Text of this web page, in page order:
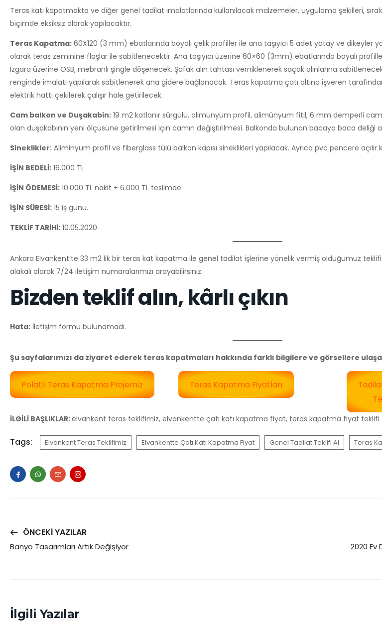
Teras katı kapatmakta ve diğer genel tadilat imalatlarında kullanılacak malzemeler, uygulama şekilleri,
biçimde eksiksiz olarak yapılacaktır.
Teras Kapatma: 60X120 (3 mm) ebatlarında boyalı çelik profiller ile ana taşıyıcı 5 adet yatay ve dikeyler
olarak teras zeminine flaşlar ile sabitlenecektir. Ana taşıyıcı üzerine 60×60 (3mm) ebatlarında boyalı
Izgara üzerine OSB, mebranlı şingle döşenecek. Şafak alın tahtası verniklenerek saçak alınlarına
renginde imalatı yapılarak sabitlenerek ana gidere bağlanacak. Teras kapatma çatı altına işveren
elektrik hattı çekilerek çalışır hale getirilecek.
Cam balkon ve Duşakabin: 19 m2 katlanır sürgülü, alimünyum profil, alimünyum fitil, 6 mm demperli cam
olan duşakabinin yeni ölçüsüne getirilmesi için camın değiştirilmesi. Balkonda bulunan bacaya baca deliği
Sineklikler: Aliminyum profil ve fiberglass tülü balkon kapısı sineklikleri yapılacak. Ayrıca pvc pencere açılır
İŞİN BEDELİ: 16.000 TL
İŞİN ÖDEMESİ: 10.000 TL nakit + 6.000 TL teslimde.
İŞİN SÜRESİ: 15 iş günü.
TEKLİF TARİHİ: 10.05.2020
Ankara Elvankent’te 33 m2 lik bir teras kat kapatma ile genel tadilat işlerine yönelik vermiş olduğumuz
alakalı olarak 7/24 iletişim numaralarımızı arayabilirsiniz.
Bizden teklif alın, kârlı çıkın
Hata: İletişim formu bulunamadı.
Şu sayfalarımızı da ziyaret ederek teras kapatmaları hakkında farklı bilgilere ve görsellere
Polatlı Teras Kapatma Projemiz Teras Kapatma Fiyatları
İLGİLİ BAŞLIKLAR:elvankent teras teklifimiz, elvankentte çatı katı kapatma fiyat, teras kapatma fiyat
Tags: Elvankent Teras Teklifimiz Elvankentte Çatı Katı Kapatma Fiyat Genel Tadilat Teklifi Al Teras
ÖNCEKI YAZILAR
Banyo Tasarımları Artık Değişiyor 2020 Ev
İlgili Yazılar